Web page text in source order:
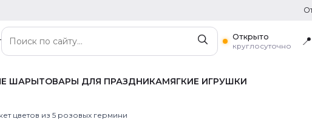
Открыто
круглосуточно
📍
ШАРЫТОВАРЫ ДЛЯ ПРАЗДНИКАМЯГКИЕ ИГРУШКИ
цветов из 5 розовых гермини